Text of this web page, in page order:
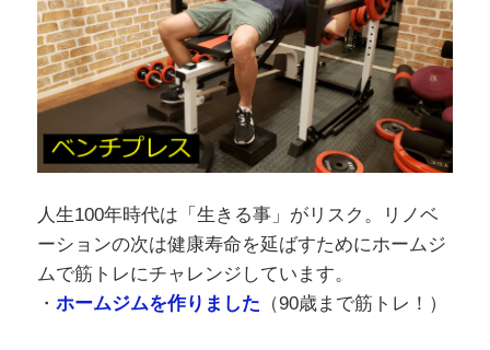
人生100年時代は「生きる事」がリスク。リノベ
ーションの次は健康寿命を延ばすためにホームジ
ムで筋トレにチャレンジしています。
・ ホームジムを作りました （90歳まで筋トレ！）